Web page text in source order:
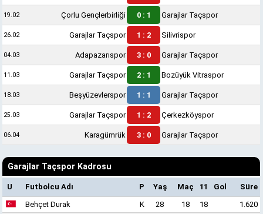
19.02 Çorlu Gençlerbirliği 0 : 1 Garajlar Taçspor
26.02 Garajlar Taçspor 1 : 2 Silivrispor
04.03 Adapazarıspor 3 : 0 Garajlar Taçspor
11.03 Garajlar Taçspor 2 : 1 Bozüyük Vitraspor
18.03 Beşyüzevlerspor 1 : 1 Garajlar Taçspor
25.03 Garajlar Taçspor 1 : 2 Çerkezköyspor
06.04 Karagümrük 3 : 0 Garajlar Taçspor
Garajlar Taçspor Kadrosu
U Futbolcu Adı P Yaş Maç 11 Gol
Süre
Behçet Durak
K 28 18 18
1.620